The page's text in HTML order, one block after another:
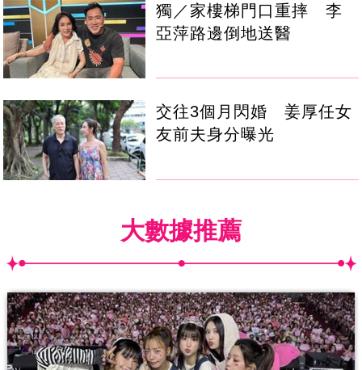
獨／家樓梯門口重摔 李
亞萍路邊倒地送醫
交往3個月閃婚 姜厚任女
友前夫身分曝光
大數據推薦